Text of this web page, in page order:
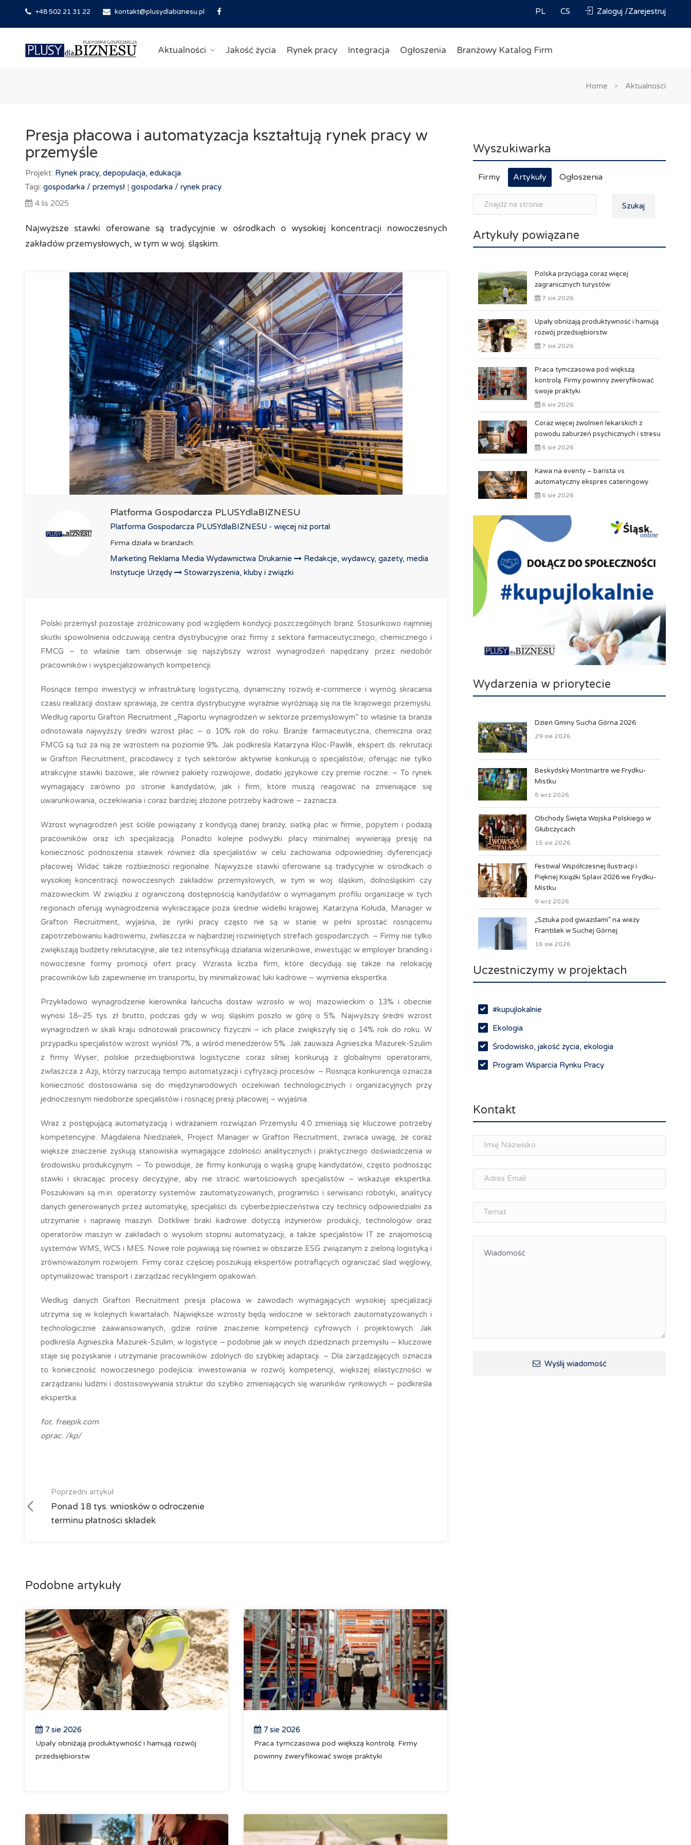
+48 502 21 31 22 kontakt@plusydlabiznesu.pl PL CS Zaloguj /Zarejestruj
Aktualności Jakość życia Rynek pracy Integracja Ogłoszenia Branżowy Katalog Firm
Home Aktualnosci
Presja płacowa i automatyzacja kształtują rynek pracy w
przemyśle
Projekt: Rynek pracy, depopulacja, edukacja
Tagi: gospodarka / przemysł | gospodarka / rynek pracy
4 lis 2025
Najwyższe stawki oferowane są tradycyjnie w ośrodkach o wysokiej koncentracji nowoczesnych
zakładów przemysłowych, w tym w woj. śląskim.
Platforma Gospodarcza PLUSYdlaBIZNESU
Platforma Gospodarcza PLUSYdlaBIZNESU - więcej niż portal
Firma działa w branżach:
Marketing Reklama Media Wydawnictwa Drukarnie
Redakcje, wydawcy, gazety, media
Instytucje Urzędy
Stowarzyszenia, kluby i związki
Polski przemysł pozostaje zróżnicowany pod względem kondycji poszczególnych branż. Stosunkowo najmniej
skutki spowolnienia odczuwają centra dystrybucyjne oraz firmy z sektora farmaceutycznego, chemicznego i
FMCG – to właśnie tam obserwuje się najszybszy wzrost wynagrodzeń napędzany przez niedobór
pracowników i wyspecjalizowanych kompetencji.
Rosnące tempo inwestycji w infrastrukturę logistyczną, dynamiczny rozwój e-commerce i wymóg skracania
czasu realizacji dostaw sprawiają, że centra dystrybucyjne wyraźnie wyróżniają się na tle krajowego przemysłu.
Według raportu Grafton Recruitment „Raportu wynagrodzeń w sektorze przemysłowym” to właśnie ta branża
odnotowała najwyższy średni wzrost płac – o 10% rok do roku. Branże farmaceutyczna, chemiczna oraz
FMCG są tuż za nią ze wzrostem na poziomie 9%. Jak podkreśla Katarzyna Kloc-Pawlik, ekspert ds. rekrutacji
w Grafton Recruitment, pracodawcy z tych sektorów aktywnie konkurują o specjalistów, oferując nie tylko
atrakcyjne stawki bazowe, ale również pakiety rozwojowe, dodatki językowe czy premie roczne. – To rynek
wymagający zarówno po stronie kandydatów, jak i firm, które muszą reagować na zmieniające się
uwarunkowania, oczekiwania i coraz bardziej złożone potrzeby kadrowe – zaznacza.
Wzrost wynagrodzeń jest ściśle powiązany z kondycją danej branży, siatką płac w firmie, popytem i podażą
pracowników oraz ich specjalizacją. Ponadto kolejne podwyżki płacy minimalnej wywierają presję na
konieczność podnoszenia stawek również dla specjalistów w celu zachowania odpowiedniej dyferencjacji
płacowej. Widać także rozbieżności regionalne. Najwyższe stawki oferowane są tradycyjnie w ośrodkach o
wysokiej koncentracji nowoczesnych zakładów przemysłowych, w tym w woj. śląskim, dolnośląskim czy
mazowieckim. W związku z ograniczoną dostępnością kandydatów o wymaganym profilu organizacje w tych
regionach oferują wynagrodzenia wykraczające poza średnie widełki krajowej. Katarzyna Kołuda, Manager w
Grafton Recruitment, wyjaśnia, że rynki pracy często nie są w stanie w pełni sprostać rosnącemu
zapotrzebowaniu kadrowemu, zwłaszcza w najbardziej rozwiniętych strefach gospodarczych. – Firmy nie tylko
zwiększają budżety rekrutacyjne, ale też intensyfikują działania wizerunkowe, inwestując w employer branding i
nowoczesne formy promocji ofert pracy. Wzrasta liczba firm, które decydują się także na relokację
pracowników lub zapewnienie im transportu, by minimalizować luki kadrowe – wymienia ekspertka.
Przykładowo wynagrodzenie kierownika łańcucha dostaw wzrosło w woj. mazowieckim o 13% i obecnie
wynosi 18–25 tys. zł brutto, podczas gdy w woj. śląskim poszło w górę o 5%. Najwyższy średni wzrost
wynagrodzeń w skali kraju odnotowali pracownicy fizyczni – ich płace zwiększyły się o 14% rok do roku. W
przypadku specjalistów wzrost wyniósł 7%, a wśród menedżerów 5%. Jak zauważa Agnieszka Mazurek-Szulim
z firmy Wyser, polskie przedsiębiorstwa logistyczne coraz silniej konkurują z globalnymi operatorami,
zwłaszcza z Azji, którzy narzucają tempo automatyzacji i cyfryzacji procesów. – Rosnąca konkurencja oznacza
konieczność dostosowania się do międzynarodowych oczekiwań technologicznych i organizacyjnych przy
jednoczesnym niedoborze specjalistów i rosnącej presji płacowej – wyjaśnia.
Wraz z postępującą automatyzacją i wdrażaniem rozwiązań Przemysłu 4.0 zmieniają się kluczowe potrzeby
kompetencyjne. Magdalena Niedziałek, Project Manager w Grafton Recruitment, zwraca uwagę, że coraz
większe znaczenie zyskują stanowiska wymagające zdolności analitycznych i praktycznego doświadczenia w
środowisku produkcyjnym. – To powoduje, że firmy konkurują o wąską grupę kandydatów, często podnosząc
stawki i skracając procesy decyzyjne, aby nie stracić wartościowych specjalistów – wskazuje ekspertka.
Poszukiwani są m.in. operatorzy systemów zautomatyzowanych, programiści i serwisanci robotyki, analitycy
danych generowanych przez automatykę, specjaliści ds. cyberbezpieczeństwa czy technicy odpowiedzialni za
utrzymanie i naprawę maszyn. Dotkliwe braki kadrowe dotyczą inżynierów produkcji, technologów oraz
operatorów maszyn w zakładach o wysokim stopniu automatyzacji, a także specjalistów IT ze znajomością
systemów WMS, WCS i MES. Nowe role pojawiają się również w obszarze ESG związanym z zieloną logistyką i
zrównoważonym rozwojem. Firmy coraz częściej poszukują ekspertów potrafiących ograniczać ślad węglowy,
optymalizować transport i zarządzać recyklingiem opakowań.
Według danych Grafton Recruitment presja płacowa w zawodach wymagających wysokiej specjalizacji
utrzyma się w kolejnych kwartałach. Największe wzrosty będą widoczne w sektorach zautomatyzowanych i
technologicznie zaawansowanych, gdzie rośnie znaczenie kompetencji cyfrowych i projektowych. Jak
podkreśla Agnieszka Mazurek-Szulim, w logistyce – podobnie jak w innych dziedzinach przemysłu – kluczowe
staje się pozyskanie i utrzymanie pracowników zdolnych do szybkiej adaptacji. – Dla zarządzających oznacza
to konieczność nowoczesnego podejścia: inwestowania w rozwój kompetencji, większej elastyczności w
zarządzaniu ludźmi i dostosowywania struktur do szybko zmieniających się warunków rynkowych – podkreśla
ekspertka.
fot. freepik.com
oprac. /kp/
Poprzedni artykuł
Ponad 18 tys. wniosków o odroczenie
terminu płatności składek
Podobne artykuły
7 sie 2026
Upały obniżają produktywność i hamują rozwój
przedsiębiorstw
7 sie 2026
Praca tymczasowa pod większą kontrolą. Firmy
powinny zweryfikować swoje praktyki
Wyszukiwarka
Firmy Artykuły Ogłoszenia
Szukaj
Artykuły powiązane
Polska przyciąga coraz więcej
zagranicznych turystów
7 sie 2026
Upały obniżają produktywność i hamują
rozwój przedsiębiorstw
7 sie 2026
Praca tymczasowa pod większą
kontrolą. Firmy powinny zweryfikować
swoje praktyki
6 sie 2026
Coraz więcej zwolnień lekarskich z
powodu zaburzeń psychicznych i stresu
6 sie 2026
Kawa na eventy – barista vs
automatyczny ekspres cateringowy
6 sie 2026
Wydarzenia w priorytecie
Dzień Gminy Sucha Górna 2026
29 sie 2026
Beskydský Montmartre we Frydku-
Mistku
5 wrz 2026
Obchody Święta Wojska Polskiego w
Głubczycach
15 sie 2026
Festiwal Współczesnej Ilustracji i
Pięknej Książki Splavi 2026 we Frydku-
Mistku
9 wrz 2026
„Sztuka pod gwiazdami” na wieży
František w Suchej Górnej
16 sie 2026
Uczestniczymy w projektach
#kupujlokalnie
Ekologia
Środowisko, jakość życia, ekologia
Program Wsparcia Rynku Pracy
Spotkania branżowe
osobisty
Memorandum Gospodarcze PL-CZ
Śląskie Porozumienie Gospodarcze
ŚLĄSK.ONLINE
Integracja
Kontakt
Wyślij wiadomość